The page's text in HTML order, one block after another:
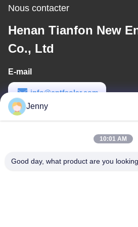
Nous contacter
Henan Tianfon New
Co., Ltd
E-mail
info@cntfsolar.com
Temps de travail
Jenny
10:01 AM
Good day, what product are you